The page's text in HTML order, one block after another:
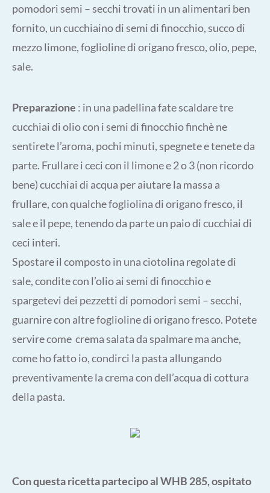
pomodori semi – secchi trovati in un alimentari ben
fornito, un cucchiaino di semi di finocchio, succo di
mezzo limone, foglioline di origano fresco, olio, pepe,
sale.
Preparazione : in una padellina fate scaldare tre
cucchiai di olio con i semi di finocchio finchè ne
sentirete l’aroma, pochi minuti, spegnete e tenete da
parte. Frullare i ceci con il limone e 2 o 3 (non ricordo
bene) cucchiai di acqua per aiutare la massa a
frullare, con qualche fogliolina di origano fresco, il
sale e il pepe, tenendo da parte un paio di cucchiai di
ceci interi.
Spostare il composto in una ciotolina regolate di
sale, condite con l’olio ai semi di finocchio e
spargetevi dei pezzetti di pomodori semi – secchi,
guarnire con altre foglioline di origano fresco. Potete
servire come crema salata da spalmare ma anche,
come ho fatto io, condirci la pasta allungando
preventivamente la crema con dell’acqua di cottura
della pasta.
Con questa ricetta partecipo al WHB 285, ospitato